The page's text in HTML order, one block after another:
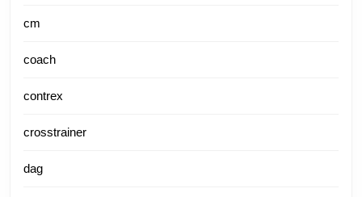
cm
coach
contrex
crosstrainer
dag